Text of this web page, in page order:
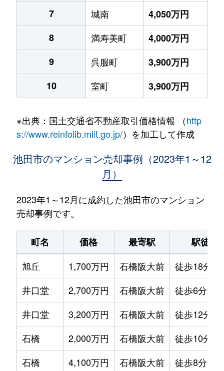
7
城南
4,050万円
8
満寿美町
4,000万円
9
呉服町
3,900万円
10
室町 3,900万円
※出典：国土交通省不動産取引価格情報 （http
s://www.reinfolib.mlit.go.jp/）を加工して作成
池田市のマンション売却事例（2023年1～12
月）
2023年1～12月に成約した池田市のマンション
売却事例です。
町名 価格 最寄駅
駅徒歩
旭丘
1,700万円 石橋阪大前
徒歩18分
井口堂
2,700万円 石橋阪大前
徒歩6分
井口堂
3,200万円 石橋阪大前
徒歩12分
石橋
2,000万円 石橋阪大前
徒歩10分
石橋
4,100万円 石橋阪大前
徒歩8分